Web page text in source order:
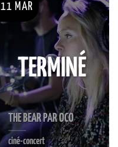
11 MAR
THE BEAR PAR OCO
ciné-concert
TERMINÉ